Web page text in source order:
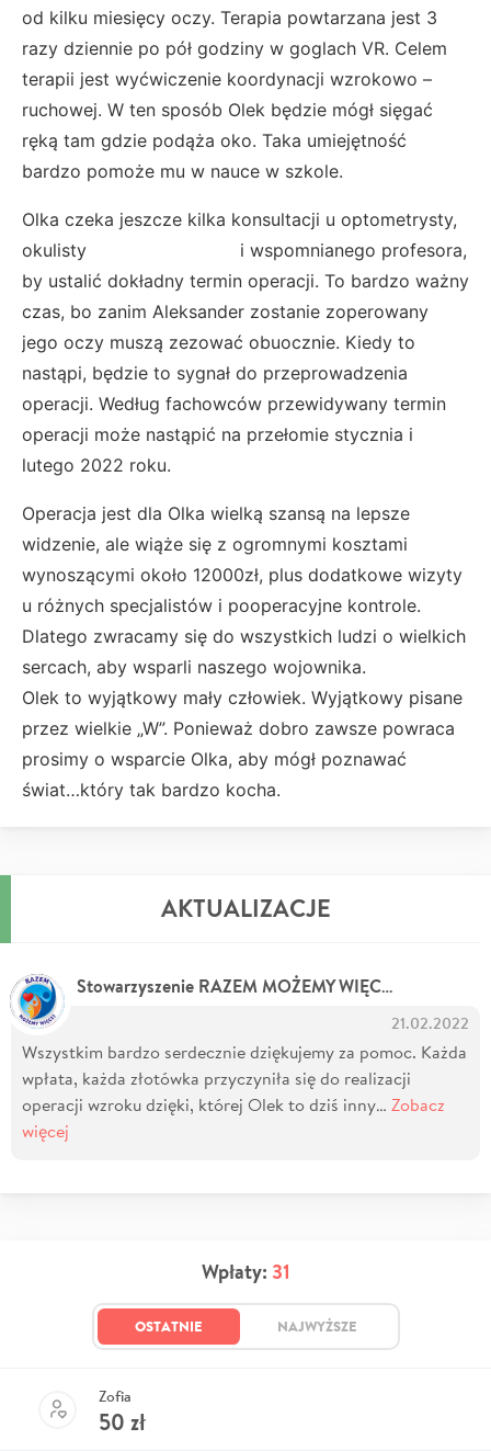
od kilku miesięcy oczy. Terapia powtarzana jest 3
razy dziennie po pół godziny w goglach VR. Celem
terapii jest wyćwiczenie koordynacji wzrokowo –
ruchowej. W ten sposób Olek będzie mógł sięgać
ręką tam gdzie podąża oko. Taka umiejętność
bardzo pomoże mu w nauce w szkole.
Olka czeka jeszcze kilka konsultacji u optometrysty,
okulisty i wspomnianego profesora,
by ustalić dokładny termin operacji. To bardzo ważny
czas, bo zanim Aleksander zostanie zoperowany
jego oczy muszą zezować obuocznie. Kiedy to
nastąpi, będzie to sygnał do przeprowadzenia
operacji. Według fachowców przewidywany termin
operacji może nastąpić na przełomie stycznia i
lutego 2022 roku.
Operacja jest dla Olka wielką szansą na lepsze
widzenie, ale wiąże się z ogromnymi kosztami
wynoszącymi około 12000zł, plus dodatkowe wizyty
u różnych specjalistów i pooperacyjne kontrole.
Dlatego zwracamy się do wszystkich ludzi o wielkich
sercach, aby wsparli naszego wojownika.
Olek to wyjątkowy mały człowiek. Wyjątkowy pisane
przez wielkie „W”. Ponieważ dobro zawsze powraca
prosimy o wsparcie Olka, aby mógł poznawać
świat…który tak bardzo kocha.
AKTUALIZACJE
Stowarzyszenie RAZEM MOŻEMY WIĘCEJ
21.02.2022
Wszystkim bardzo serdecznie dziękujemy za pomoc. Każda
wpłata, każda złotówka przyczyniła się do realizacji
operacji wzroku dzięki, której Olek to dziś inny… Zobacz
więcej
Wpłaty: 31
OSTATNIE NAJWYŻSZE
Zofia
50 zł